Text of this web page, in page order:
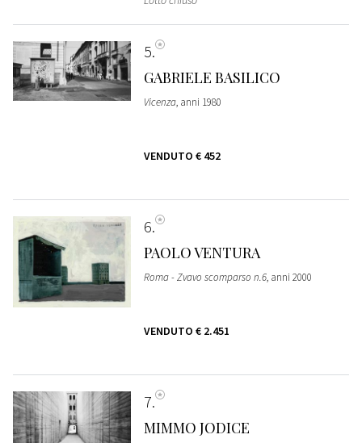
5
GABRIELE BASILICO
Vicenza, anni 1980
VENDUTO € 452
6
PAOLO VENTURA
Roma - Zvavo scomparso n.6, anni 2000
VENDUTO € 2.451
7
MIMMO JODICE